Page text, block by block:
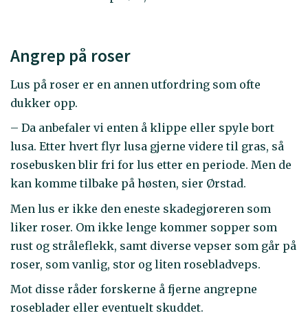
Angrep på roser
Lus på roser er en annen utfordring som ofte
dukker opp.
– Da anbefaler vi enten å klippe eller spyle bort
lusa. Etter hvert flyr lusa gjerne videre til gras, så
rosebusken blir fri for lus etter en periode. Men de
kan komme tilbake på høsten, sier Ørstad.
Men lus er ikke den eneste skadegjøreren som
liker roser. Om ikke lenge kommer sopper som
rust og stråleflekk, samt diverse vepser som går på
roser, som vanlig, stor og liten rosebladveps.
Mot disse råder forskerne å fjerne angrepne
roseblader eller eventuelt skuddet.